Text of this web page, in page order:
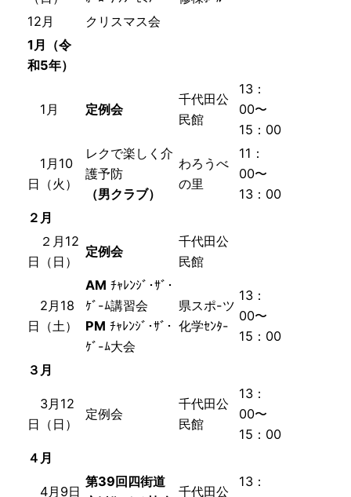
12月
クリスマス会
1月 （令
和5年）
1月 定例会
千代田公
民館
13：
00〜
15：00
1月10
日（火）
レクで楽しく介
護予防
（男クラブ）
わろうべ
の里
11：
00〜
13：00
２月
２月12
日（日）
定例会
千代田公
民館
2月18
日（土）
AM ﾁｬﾚﾝｼﾞ･ｻﾞ･
ｹﾞ-ﾑ講習会
PM ﾁｬﾚﾝｼﾞ･ｻﾞ･
ｹﾞ-ﾑ大会
県スポ-ツ
化学ｾﾝﾀ-
13：
00〜
15：00
３月
3月12
日（日）
定例会
千代田公
民館
13：
00〜
15：00
４月
4月9日
第39回四街道
千代田公
13：